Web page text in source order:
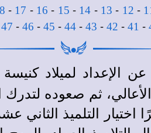
-
12
-
13
-
14
-
15
-
16
-
17
-
-
41
-
42
-
43
-
44
-
45
-
46
-
47
الإعداد لميلاد
ثم صعوده لتدرك
التلميذ الثاني